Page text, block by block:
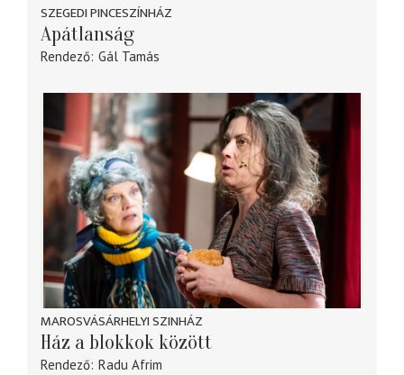
SZEGEDI PINCESZÍNHÁZ
Apátlanság
Rendező Gál Tamás
MAROSVÁSÁRHELYI SZINHÁZ
Ház a blokkok között
Rendező Radu Afrim